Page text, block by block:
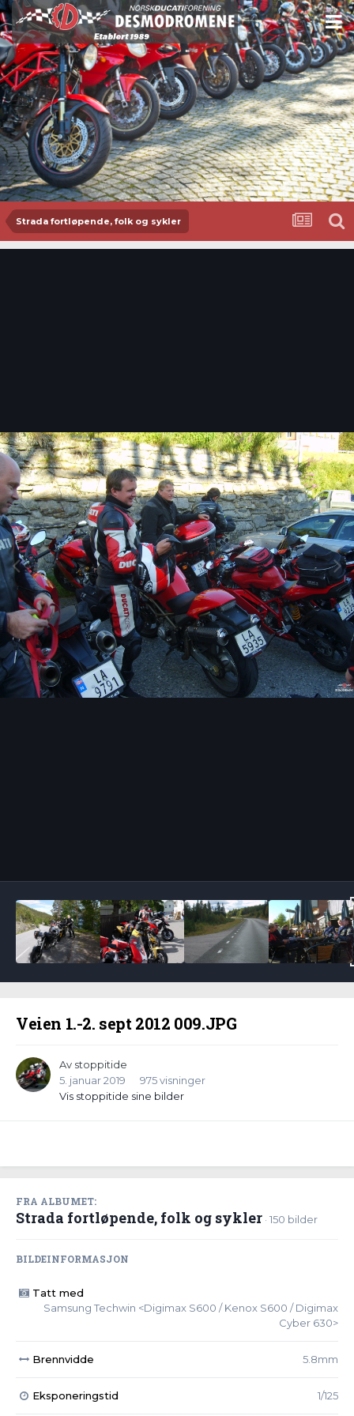
Strada fortløpende, folk og sykler
Veien 1.-2. sept 2012 009.JPG
Av stoppitide
5. januar 2019
975 visninger
Vis stoppitide sine bilder
FRA ALBUMET:
Strada fortløpende, folk og sykler · 150 bilder
BILDEINFORMASJON
Tatt med
Samsung Techwin <Digimax S600 / Kenox S600 / Digimax
Cyber 630>
Brennvidde 5.8mm
Eksponeringstid 1/125